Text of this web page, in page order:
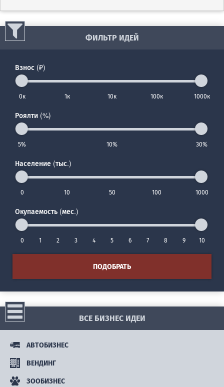
ФИЛЬТР ИДЕЙ
Взнос (₽)
0к 1к 10к 100к 1000к
Роялти (%)
5% 10% 30%
Население (тыс.)
0 10 50 100 1000
Окупаемость (мес.)
0 1 2 3 4 5 6 7 8 9 10
ПОДОБРАТЬ
ВСЕ БИЗНЕС ИДЕИ
АВТОБИЗНЕС
ВЕНДИНГ
ЗООБИЗНЕС